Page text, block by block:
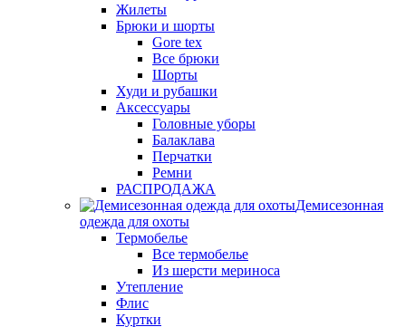
Жилеты
Брюки и шорты
Gore tex
Все брюки
Шорты
Худи и рубашки
Аксессуары
Головные уборы
Балаклава
Перчатки
Ремни
РАСПРОДАЖА
Демисезонная
одежда для охоты
Термобелье
Все термобелье
Из шерсти мериноса
Утепление
Флис
Куртки